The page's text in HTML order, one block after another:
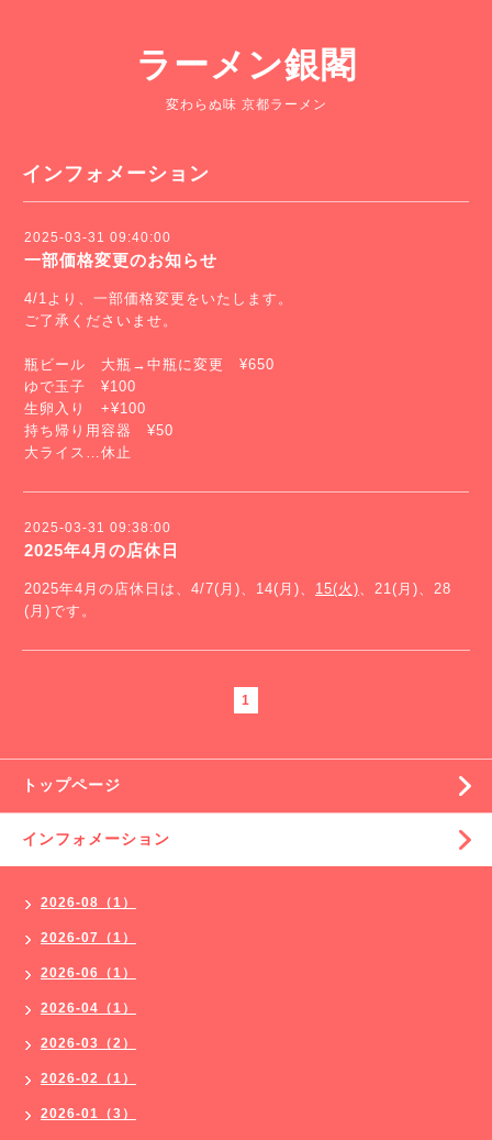
ラーメン銀閣
変わらぬ味 京都ラーメン
インフォメーション
2025-03-31 09:40:00
一部価格変更のお知らせ
4/1より、一部価格変更をいたします。
ご了承くださいませ。
瓶ビール 大瓶→中瓶に変更 ¥650
ゆで玉子 ¥100
生卵入り +¥100
持ち帰り用容器 ¥50
大ライス…休止
2025-03-31 09:38:00
2025年4月の店休日
2025年4月の店休日は、4/7(月)、14(月)、 15(火)、21(月)、28
(月)です。
1
トップページ
インフォメーション
2026-08（1）
2026-07（1）
2026-06（1）
2026-04（1）
2026-03（2）
2026-02（1）
2026-01（3）